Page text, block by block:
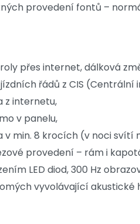
provedení fontů –
přes internet, dálková
řádů z CIS
z internetu,
v panelu,
v min. 8 krocích (v noci
provedení – rám i
LED diod, 300 Hz
vyvolávající akustické